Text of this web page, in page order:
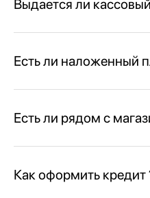
Выдается ли
Есть ли наложенный
Есть ли рядом с
Как оформить кредит